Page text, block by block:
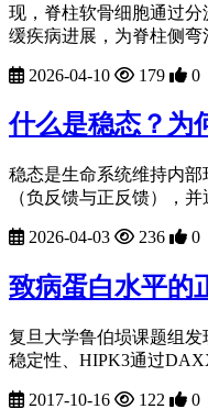
现，脊柱软骨细胞通过
缓疾病进展，为脊柱侧
2026-04-10 179 0
什么是稳态？为
稳态是生命系统维持内
（负反馈与正反馈），
2026-04-03 236 0
致病蛋白水平的
复旦大学鲁伯埙课题组
稳定性、HIPK3通过
2017-10-16 122 0